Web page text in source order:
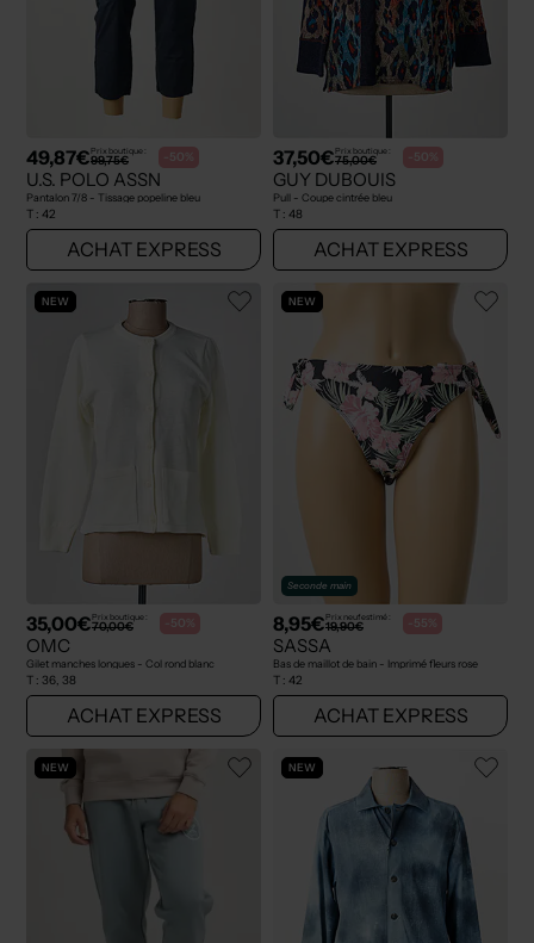
49,87€Prix boutique :
99,75€ -50%
U.S. POLO ASSN
Pantalon 7/8 - Tissage popeline bleu
T : 42
ACHAT EXPRESS
37,50€Prix boutique :
75,00€ -50%
GUY DUBOUIS
Pull - Coupe cintrée bleu
T : 48
ACHAT EXPRESS
NEW
35,00€Prix boutique :
70,00€ -50%
OMC
Gilet manches longues - Col rond blanc
T : 36, 38
ACHAT EXPRESS
NEW
Seconde main
8,95€Prix neuf estimé :
19,90€ -55%
SASSA
Bas de maillot de bain - Imprimé fleurs rose
T : 42
ACHAT EXPRESS
NEW NEW